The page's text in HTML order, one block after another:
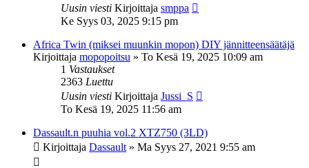
Uusin viesti Kirjoittaja smppa
Ke Syys 03, 2025 9:15 pm
Africa Twin (miksei muunkin mopon) DIY jännitteensäätäjä
Kirjoittaja mopopoitsu » To Kesä 19, 2025 10:09 am
1 Vastaukset
2363 Luettu
Uusin viesti Kirjoittaja Jussi_S
To Kesä 19, 2025 11:56 am
Dassault.n puuhia vol.2 XTZ750 (3LD)
Kirjoittaja Dassault » Ma Syys 27, 2021 9:55 am